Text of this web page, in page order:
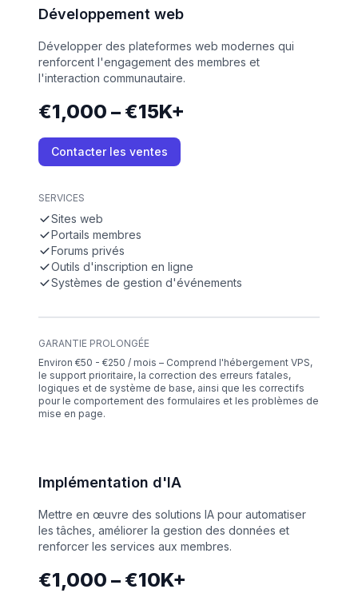
Développement web
Développer des plateformes web modernes qui
renforcent l'engagement des membres et
l'interaction communautaire.
€1,000 – €15K+
Contacter les ventes
SERVICES
Sites web
Portails membres
Forums privés
Outils d'inscription en ligne
Systèmes de gestion d'événements
GARANTIE PROLONGÉE
Environ €50 - €250 / mois – Comprend l'hébergement VPS,
le support prioritaire, la correction des erreurs fatales,
logiques et de système de base, ainsi que les correctifs
pour le comportement des formulaires et les problèmes de
mise en page.
Implémentation d'IA
Mettre en œuvre des solutions IA pour automatiser
les tâches, améliorer la gestion des données et
renforcer les services aux membres.
€1,000 – €10K+